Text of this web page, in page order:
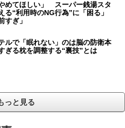
やめてほしい」 スーパー銭湯スタ
る“利用時のNG行為”に「困る」
すぎ」
ルで「眠れない」のは脳の防衛本
る枕を調整する“裏技”とは
っと見る